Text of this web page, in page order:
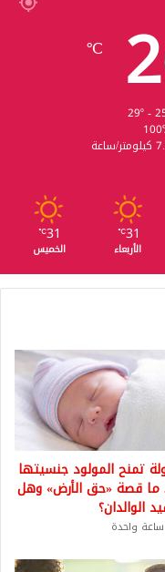
℃
ساعة
31
℃
الأربعاء
31
℃
الخميس
دولة تمنح المولود جنسيتها
ما قصة «حق الأرض» وهل
الوالدان؟
واحدة